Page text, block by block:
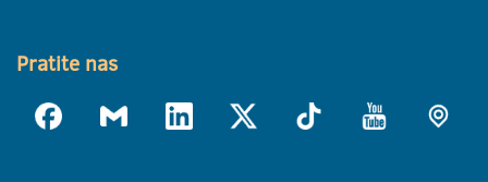
Pratite nas